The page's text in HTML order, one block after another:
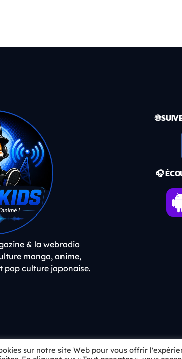
& la webradio
manga, anime,
pop culture japonaise.
🌐
🎧
sur notre site Web pour vous offrir